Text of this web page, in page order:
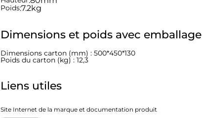
Poids:7.2kg
Dimensions et poids avec emballage
Dimensions carton (mm) : 500*450*130
Poids du carton (kg) : 12,3
Liens utiles
Site Internet de la marque et documentation produit